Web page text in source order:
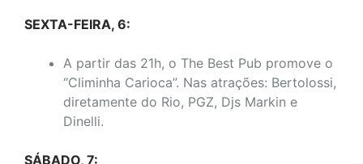
SEXTA-FEIRA, 6:
A partir das 21h, o The Best Pub promove o
“Climinha Carioca”. Nas atrações: Bertolossi,
diretamente do Rio, PGZ, Djs Markin e
Dinelli.
SÁBADO, 7: